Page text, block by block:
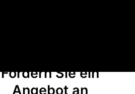
Fordern Sie ein
Angebot an